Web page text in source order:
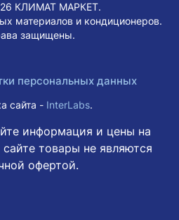
КЛИМАТ МАРКЕТ.
материалов и кондиционеров.
защищены.
персональных данных
сайта - InterLabs.
информация и цены на
товары не являются
офертой.